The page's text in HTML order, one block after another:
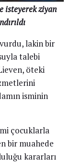
isteyerek ziyan
lakin bir
talebi
öteki
isminin
çocuklarla
bir muahede
kararları